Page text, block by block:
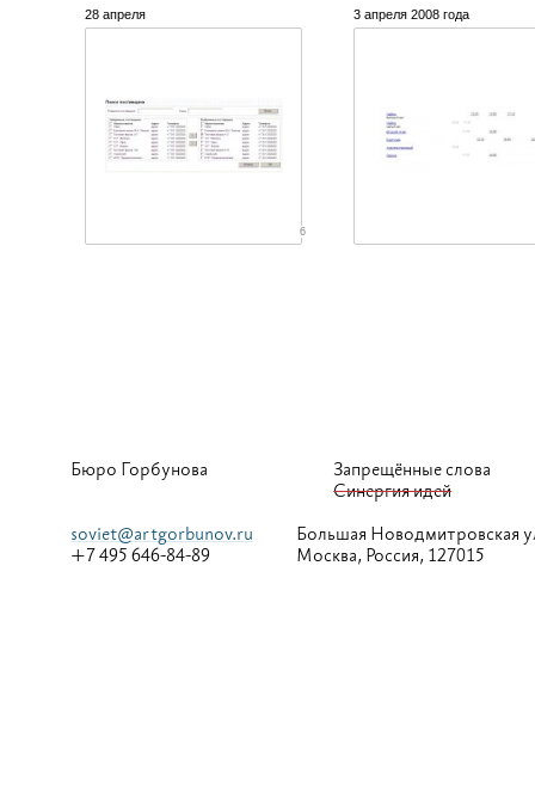
28 апреля
6
3 апреля 2008 года
Бюро Горбунова
Запрещённые слова
Синергия идей
soviet@artgorbunov.ru
+7 495 646-84-89
Большая Новодмитровская
Москва, Россия, 127015